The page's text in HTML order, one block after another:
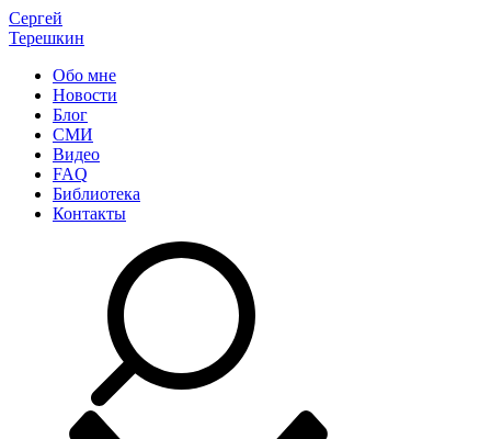
Сергей
Терешкин
Обо мне
Новости
Блог
СМИ
Видео
FAQ
Библиотека
Контакты